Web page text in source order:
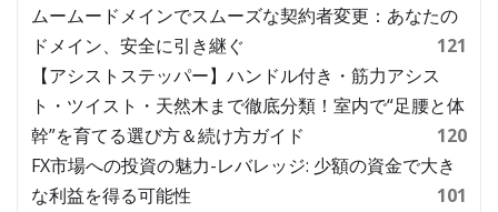
ムームードメインでスムーズな契約者変更：あなたの
ドメイン、安全に引き継ぐ
121
【アシストステッパー】ハンドル付き・筋力アシス
ト・ツイスト・天然木まで徹底分類！室内で“足腰と体
幹”を育てる選び方＆続け方ガイド
120
FX市場への投資の魅力-レバレッジ: 少額の資金で大き
な利益を得る可能性
101